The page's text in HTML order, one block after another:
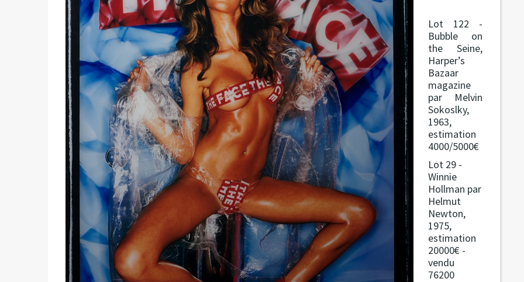
Lot 122 -
Bubble on
the Seine,
Harper’s
Bazaar
magazine
par Melvin
Sokoslky,
1963,
estimation
4000/5000€
Lot 29 -
Winnie
Hollman par
Helmut
Newton,
1975,
estimation
20000€ -
vendu
76200